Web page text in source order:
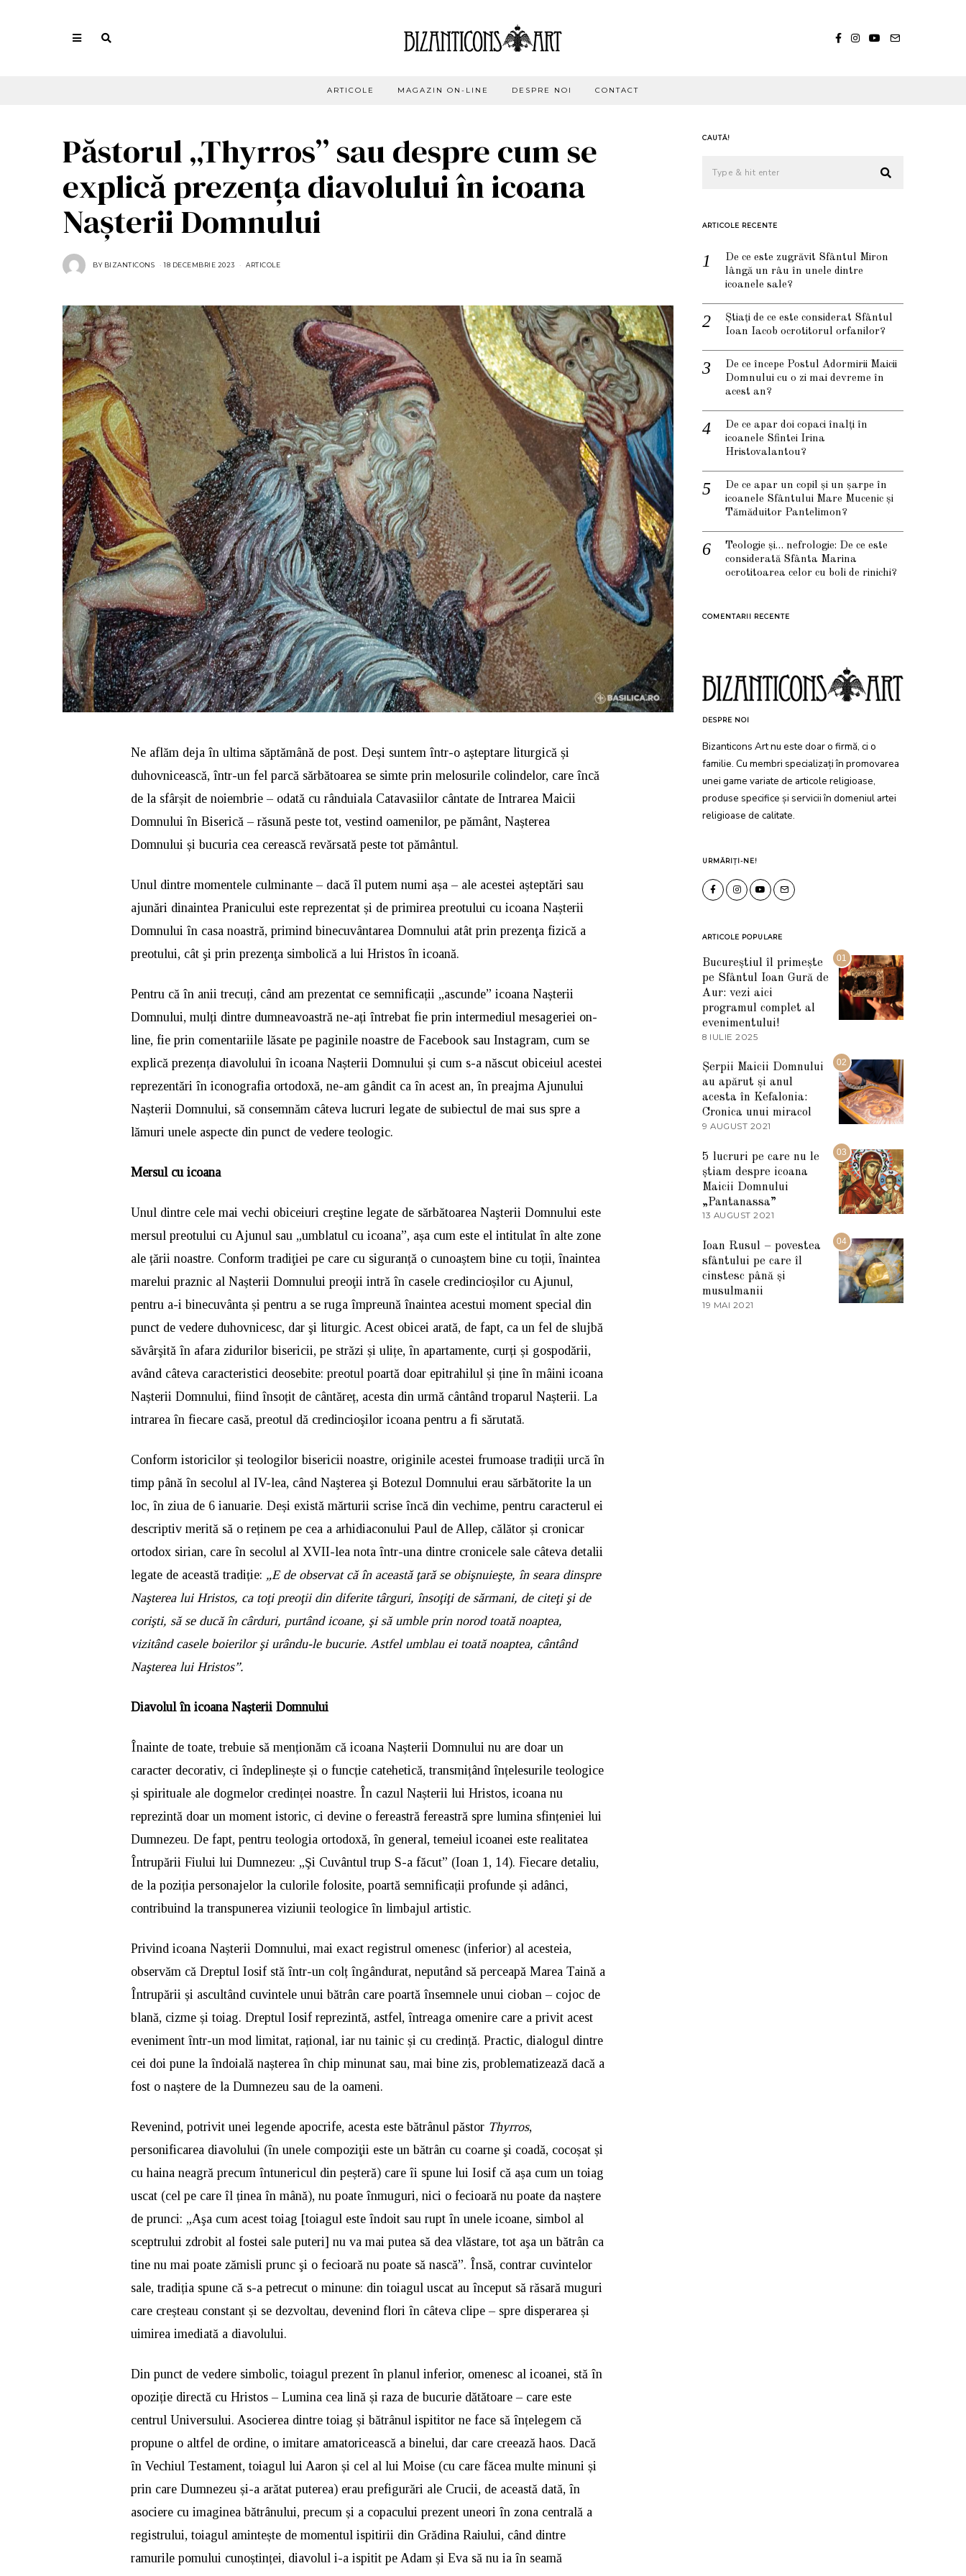
ARTICOLE MAGAZIN ON-LINE DESPRE NOI CONTACT
Păstorul „Thyrros” sau despre cum se
explică prezența diavolului în icoana
Nașterii Domnului
BY BIZANTICONS 18 DECEMBRIE 2023
E
M
B
R
I
E
2
0
2
3
ARTICOLE
Ne aflăm deja în ultima săptămână de post. Deși suntem într-o așteptare liturgică și
duhovnicească, într-un fel parcă sărbătoarea se simte prin melosurile colindelor, care încă
de la sfârșit de noiembrie – odată cu rânduiala Catavasiilor cântate de Intrarea Maicii
Domnului în Biserică – răsună peste tot, vestind oamenilor, pe pământ, Nașterea
Domnului și bucuria cea cerească revărsată peste tot pământul.
Unul dintre momentele culminante – dacă îl putem numi așa – ale acestei așteptări sau
ajunări dinaintea Pranicului este reprezentat și de primirea preotului cu icoana Nașterii
Domnului în casa noastră, primind binecuvântarea Domnului atât prin prezenţa fizică a
preotului, cât şi prin prezenţa simbolică a lui Hristos în icoană.
Pentru că în anii trecuți, când am prezentat ce semnificații „ascunde” icoana Nașterii
Domnului, mulți dintre dumneavoastră ne-ați întrebat fie prin intermediul mesageriei on-
line, fie prin comentariile lăsate pe paginile noastre de Facebook sau Instagram, cum se
explică prezența diavolului în icoana Nașterii Domnului și cum s-a născut obiceiul acestei
reprezentări în iconografia ortodoxă, ne-am gândit ca în acest an, în preajma Ajunului
Nașterii Domnului, să consemnăm câteva lucruri legate de subiectul de mai sus spre a
lămuri unele aspecte din punct de vedere teologic.
Mersul cu icoana
Unul dintre cele mai vechi obiceiuri creştine legate de sărbătoarea Naşterii Domnului este
mersul preotului cu Ajunul sau „umblatul cu icoana”, așa cum este el intitulat în alte zone
ale țării noastre. Conform tradiţiei pe care cu siguranță o cunoaștem bine cu toții, înaintea
marelui praznic al Nașterii Domnului preoţii intră în casele credincioșilor cu Ajunul,
pentru a-i binecuvânta și pentru a se ruga împreună înaintea acestui moment special din
punct de vedere duhovnicesc, dar şi liturgic. Acest obicei arată, de fapt, ca un fel de slujbă
săvârşită în afara zidurilor bisericii, pe străzi și ulițe, în apartamente, curți și gospodării,
având câteva caracteristici deosebite: preotul poartă doar epitrahilul și ține în mâini icoana
Nașterii Domnului, fiind însoțit de cântăreț, acesta din urmă cântând troparul Nașterii. La
intrarea în fiecare casă, preotul dă credincioşilor icoana pentru a fi sărutată.
Conform istoricilor și teologilor bisericii noastre, originile acestei frumoase tradiții urcă în
timp până în secolul al IV-lea, când Naşterea şi Botezul Domnului erau sărbătorite la un
loc, în ziua de 6 ianuarie. Deși există mărturii scrise încă din vechime, pentru caracterul ei
descriptiv merită să o reținem pe cea a arhidiaconului Paul de Allep, călător și cronicar
ortodox sirian, care în secolul al XVII-lea nota într-una dintre cronicele sale câteva detalii
legate de această tradiție: „E de observat că în această ţară se obişnuieşte, în seara dinspre
Naşterea lui Hristos, ca toţi preoţii din diferite târguri, însoţiţi de sărmani, de citeţi şi de
corişti, să se ducă în cârduri, purtând icoane, şi să umble prin norod toată noaptea,
vizitând casele boierilor şi urându-le bucurie. Astfel umblau ei toată noaptea, cântând
Naşterea lui Hristos”.
Diavolul în icoana Nașterii Domnului
Înainte de toate, trebuie să menționăm că icoana Nașterii Domnului nu are doar un
caracter decorativ, ci îndeplinește și o funcție catehetică, transmițând înțelesurile teologice
și spirituale ale dogmelor credinței noastre. În cazul Nașterii lui Hristos, icoana nu
reprezintă doar un moment istoric, ci devine o fereastră fereastră spre lumina sfințeniei lui
Dumnezeu. De fapt, pentru teologia ortodoxă, în general, temeiul icoanei este realitatea
Întrupării Fiului lui Dumnezeu: „Şi Cuvântul trup S-a făcut” (Ioan 1, 14). Fiecare detaliu,
de la poziția personajelor la culorile folosite, poartă semnificații profunde și adânci,
contribuind la transpunerea viziunii teologice în limbajul artistic.
Privind icoana Nașterii Domnului, mai exact registrul omenesc (inferior) al acesteia,
observăm că Dreptul Iosif stă într-un colț îngândurat, neputând să perceapă Marea Taină a
Întrupării și ascultând cuvintele unui bătrân care poartă însemnele unui cioban – cojoc de
blană, cizme și toiag. Dreptul Iosif reprezintă, astfel, întreaga omenire care a privit acest
eveniment într-un mod limitat, rațional, iar nu tainic și cu credință. Practic, dialogul dintre
cei doi pune la îndoială nașterea în chip minunat sau, mai bine zis, problematizează dacă a
fost o naștere de la Dumnezeu sau de la oameni.
Revenind, potrivit unei legende apocrife, acesta este bătrânul păstor Thyrros,
personificarea diavolului (în unele compoziţii este un bătrân cu coarne şi coadă, cocoșat și
cu haina neagră precum întunericul din peșteră) care îi spune lui Iosif că așa cum un toiag
uscat (cel pe care îl ținea în mână), nu poate înmuguri, nici o fecioară nu poate da naștere
de prunci: „Aşa cum acest toiag [toiagul este îndoit sau rupt în unele icoane, simbol al
sceptrului zdrobit al fostei sale puteri] nu va mai putea să dea vlăstare, tot aşa un bătrân ca
tine nu mai poate zămisli prunc şi o fecioară nu poate să nască”. Însă, contrar cuvintelor
sale, tradiția spune că s-a petrecut o minune: din toiagul uscat au început să răsară muguri
care creșteau constant și se dezvoltau, devenind flori în câteva clipe – spre disperarea și
uimirea imediată a diavolului.
Din punct de vedere simbolic, toiagul prezent în planul inferior, omenesc al icoanei, stă în
opoziție directă cu Hristos – Lumina cea lină și raza de bucurie dătătoare – care este
centrul Universului. Asocierea dintre toiag și bătrânul ispititor ne face să înțelegem că
propune o altfel de ordine, o imitare amatoricească a binelui, dar care creează haos. Dacă
în Vechiul Testament, toiagul lui Aaron și cel al lui Moise (cu care făcea multe minuni și
prin care Dumnezeu și-a arătat puterea) erau prefigurări ale Crucii, de această dată, în
asociere cu imaginea bătrânului, precum și a copacului prezent uneori în zona centrală a
registrului, toiagul amintește de momentul ispitirii din Grădina Raiului, când dintre
ramurile pomului cunoștinței, diavolul i-a ispitit pe Adam și Eva să nu ia în seamă
CAUTĂ!
ARTICOLE RECENTE
De ce este zugrăvit Sfântul Miron
lângă un râu în unele dintre
icoanele sale?
Știați de ce este considerat Sfântul
Ioan Iacob ocrotitorul orfanilor?
De ce începe Postul Adormirii Maicii
Domnului cu o zi mai devreme în
acest an?
De ce apar doi copaci înalți în
icoanele Sfintei Irina
Hristovalantou?
De ce apar un copil și un șarpe în
icoanele Sfântului Mare Mucenic și
Tămăduitor Pantelimon?
Teologie și… nefrologie: De ce este
considerată Sfânta Marina
ocrotitoarea celor cu boli de rinichi?
COMENTARII RECENTE
DESPRE NOI
Bizanticons Art nu este doar o firmă, ci o
familie. Cu membri specializați în promovarea
unei game variate de articole religioase,
produse specifice și servicii în domeniul artei
religioase de calitate.
URMĂRIȚI-NE!
ARTICOLE POPULARE
01
Bucureștiul îl primește
pe Sfântul Ioan Gură de
Aur: vezi aici
programul complet al
evenimentului!
8 IULIE 2025
U
L
I
2
0
02
Șerpii Maicii Domnului
au apărut și anul
acesta în Kefalonia:
Cronica unui miracol
9 AUGUST 2021
A
R
T
I
2
2
2
03
5 lucruri pe care nu le
știam despre icoana
Maicii Domnului
„Pantanassa”
13 AUGUST 2021
U
G
U
S
04
Ioan Rusul – povestea
sfântului pe care îl
cinstesc până și
musulmanii
19 MAI 2021